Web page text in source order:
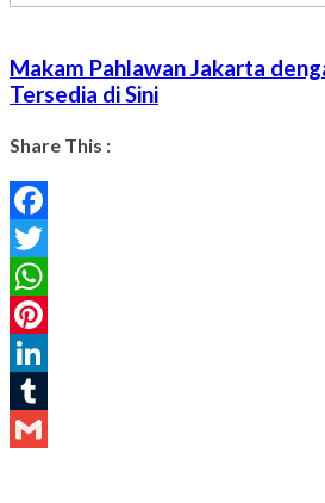
Makam Pahlawan Jakarta
Tersedia di Sini
Share This :
Facebook
Twitter
WhatsApp
Pinterest
LinkedIn
Tumblr